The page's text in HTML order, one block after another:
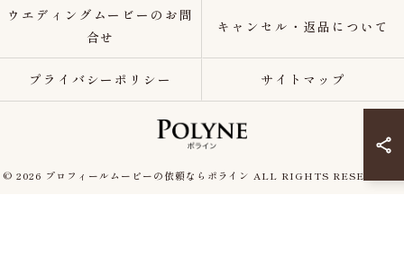
ウエディングムービーのお問
合せ
キャンセル・返品について
プライバシーポリシー サイトマップ
© 2026 プロフィールムービーの依頼ならポライン ALL RIGHTS RESERVED.